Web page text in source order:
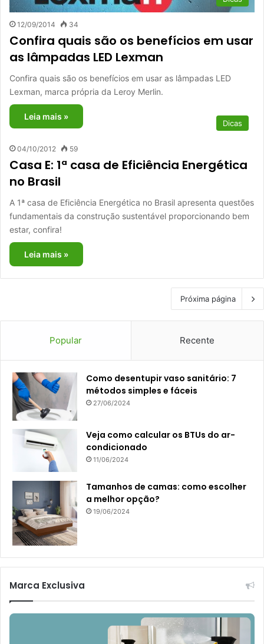
12/09/2014 34
Confira quais são os benefícios em usar
as lâmpadas LED Lexman
Confira quais são os benefícios em usar as lâmpadas LED
Lexman, marca própria da Leroy Merlin.
Leia mais »
Dicas
04/10/2012 59
Casa E: 1ª casa de Eficiência Energética
no Brasil
A 1ª casa de Eficiência Energética no Brasil apresenta questões
fundamentais da construção sustentável proporcionando bem
estar, confira!
Leia mais »
Próxima página
Popular Recente
Como desentupir vaso sanitário: 7
métodos simples e fáceis
27/06/2024
Veja como calcular os BTUs do ar-
condicionado
11/06/2024
Tamanhos de camas: como escolher
a melhor opção?
19/06/2024
Marca Exclusiva